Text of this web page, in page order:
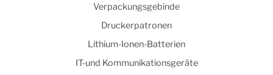
Verpackungsgebinde
Druckerpatronen
Lithium-Ionen-Batterien
IT-und Kommunikationsgeräte